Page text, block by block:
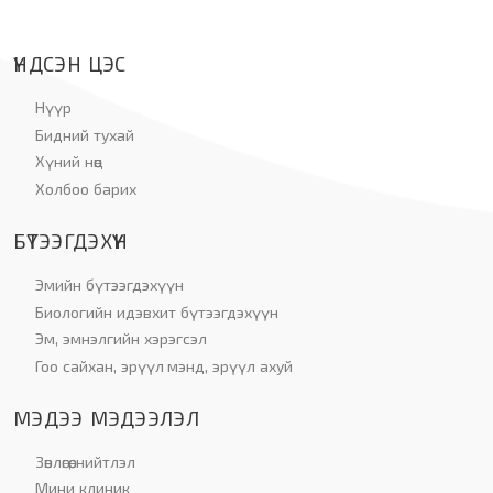
ҮНДСЭН ЦЭС
Нүүр
Бидний тухай
Хүний нөөц
Холбоо барих
БҮТЭЭГДЭХҮҮН
Эмийн бүтээгдэхүүн
Биологийн идэвхит бүтээгдэхүүн
Эм, эмнэлгийн хэрэгсэл
Гоо сайхан, эрүүл мэнд, эрүүл ахуй
МЭДЭЭ МЭДЭЭЛЭЛ
Зөвлөгөө, нийтлэл
Мини клиник